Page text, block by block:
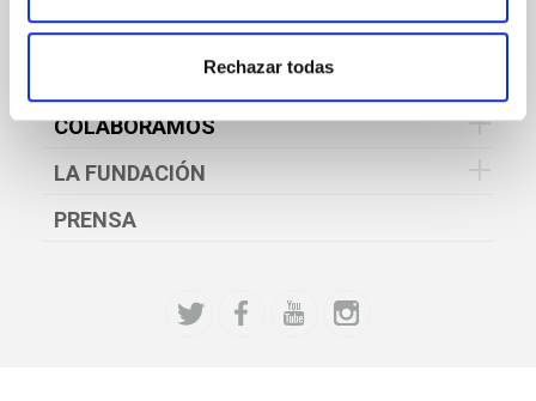
Rechazar todas
EDUCACIÓN Y FORMACIÓN
COLABORAMOS
LA FUNDACIÓN
PRENSA